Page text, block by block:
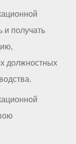
и получать
должностных